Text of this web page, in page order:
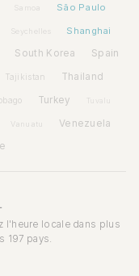
Samoa São Paulo
Seychelles Shanghai
South Korea Spain
Tajikistan Thailand
Turkey Tuvalu
Vanuatu Venezuela
l'heure locale dans plus
197 pays.